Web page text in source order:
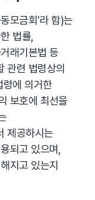
모금회'라 함)는
법률,
래기본법 등
관련 법령상의
령에 의거한
보호에 최선을
제공하시는
되고 있으며,
지고 있는지